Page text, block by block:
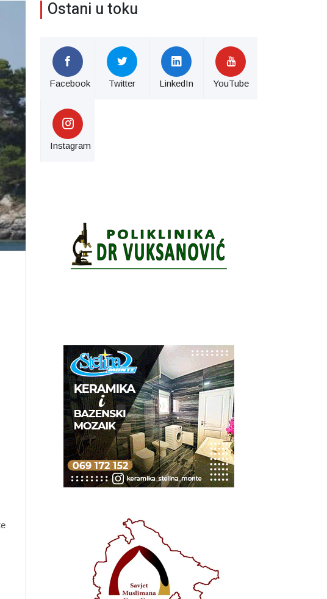
Ostani u toku
Facebook Twitter LinkedIn YouTube
Instagram